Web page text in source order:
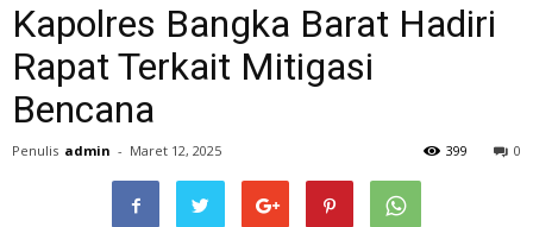
Kapolres Bangka Barat Hadiri
Rapat Terkait Mitigasi
Bencana
Penulis admin - Maret 12, 2025 0
399